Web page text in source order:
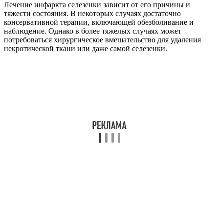
Лечение инфаркта селезенки зависит от его причины и
тяжести состояния. В некоторых случаях достаточно
консервативной терапии, включающей обезболивание и
наблюдение. Однако в более тяжелых случаях может
потребоваться хирургическое вмешательство для удаления
некротической ткани или даже самой селезенки.